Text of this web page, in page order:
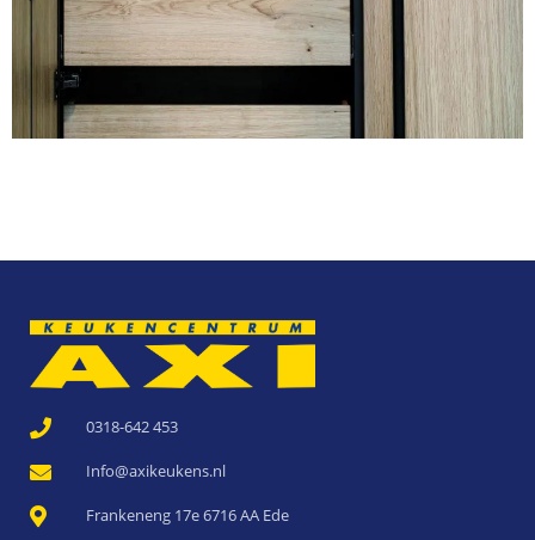
0318-642 453
Info@axikeukens.nl
Frankeneng 17e 6716 AA Ede